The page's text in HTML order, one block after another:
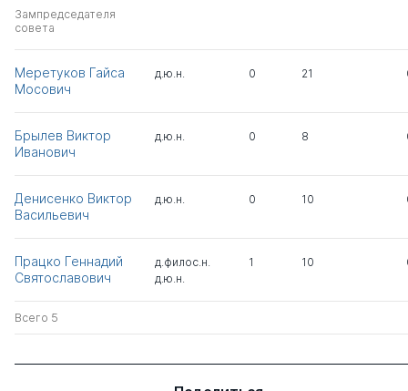
Зампредседателя
совета
Меретуков Гайса
Мосович
д.ю.н. 0 21
Брылев Виктор
Иванович
д.ю.н. 0 8
Денисенко Виктор
Васильевич
д.ю.н. 0 10
Працко Геннадий
Святославович
д.филос.н.
д.ю.н.
1 10
Всего 5